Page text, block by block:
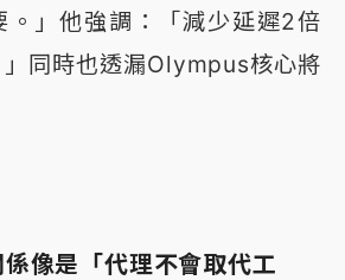
。」他強調：「減少延遲2倍
同時也透漏Olympus核心將
像是「代理不會取代工